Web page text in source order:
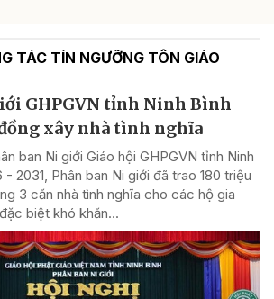
TÁC TÍN NGƯỠNG TÔN GIÁO
GHPGVN tỉnh Ninh Bình
xây nhà tình nghĩa
ban Ni giới Giáo hội GHPGVN tỉnh Ninh
- 2031, Phân ban Ni giới đã trao 180 triệu
3 căn nhà tình nghĩa cho các hộ gia
biệt khó khăn...